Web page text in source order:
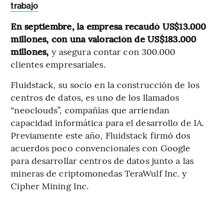
trabajo
En septiembre, la empresa recaudó US$13.000
millones, con una valoración de US$183.000
millones, y asegura contar con 300.000
clientes empresariales.
Fluidstack, su socio en la construcción de los
centros de datos, es uno de los llamados
“neoclouds”, compañías que arriendan
capacidad informática para el desarrollo de IA.
Previamente este año, Fluidstack firmó dos
acuerdos poco convencionales con Google
para desarrollar centros de datos junto a las
mineras de criptomonedas TeraWulf Inc. y
Cipher Mining Inc.